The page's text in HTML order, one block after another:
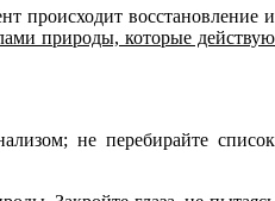
происходит восстановление и
природы, которые действую
не перебирайте список